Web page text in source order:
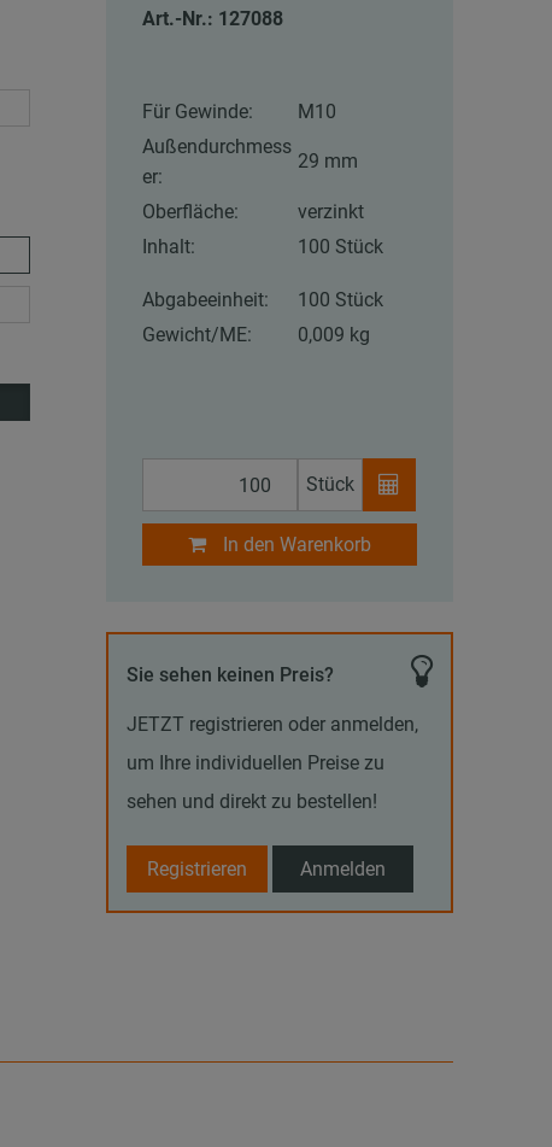
Art.-Nr.: 127088
Für Gewinde:
M10
Außendurchmess
er:
29 mm
Oberfläche:
verzinkt
Inhalt:
100 Stück
Abgabeeinheit:
100 Stück
Gewicht/ME:
0,009 kg
Stück
In den Warenkorb
Sie sehen keinen Preis?
JETZT registrieren oder anmelden,
um Ihre individuellen Preise zu
sehen und direkt zu bestellen!
Registrieren Anmelden